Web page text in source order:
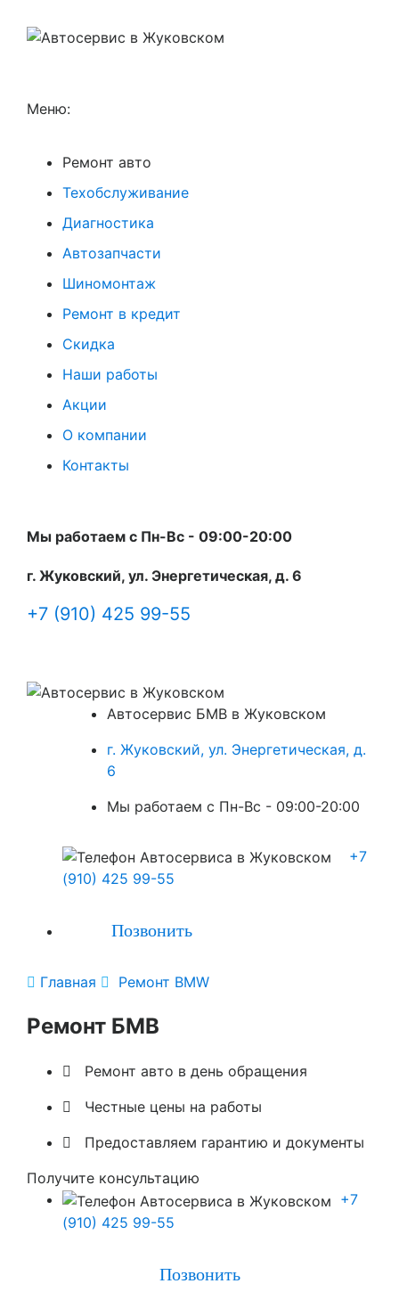
Меню:
Ремонт авто
Техобслуживание
Диагностика
Автозапчасти
Шиномонтаж
Ремонт в кредит
Скидка
Наши работы
Акции
О компании
Контакты
Мы работаем с Пн-Вc - 09:00-20:00
г. Жуковский, ул. Энергетическая, д. 6
+7 (910) 425 99-55
Автосервис БМВ в Жуковском
г. Жуковский, ул. Энергетическая, д.
6
Мы работаем с Пн-Вc - 09:00-20:00
+7
(910) 425 99-55
Позвонить
 Главная  Ремонт BMW
Ремонт БМВ
 Ремонт авто в день обращения
 Честные цены на работы
 Предоставляем гарантию и документы
Получите консультацию
+7
(910) 425 99-55
Позвонить